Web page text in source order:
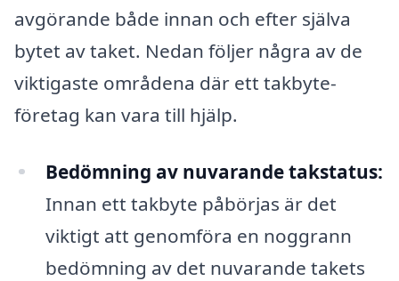
avgörande både innan och efter själva
bytet av taket. Nedan följer några av de
viktigaste områdena där ett takbyte-
företag kan vara till hjälp.
Bedömning av nuvarande takstatus:
Innan ett takbyte påbörjas är det
viktigt att genomföra en noggrann
bedömning av det nuvarande takets